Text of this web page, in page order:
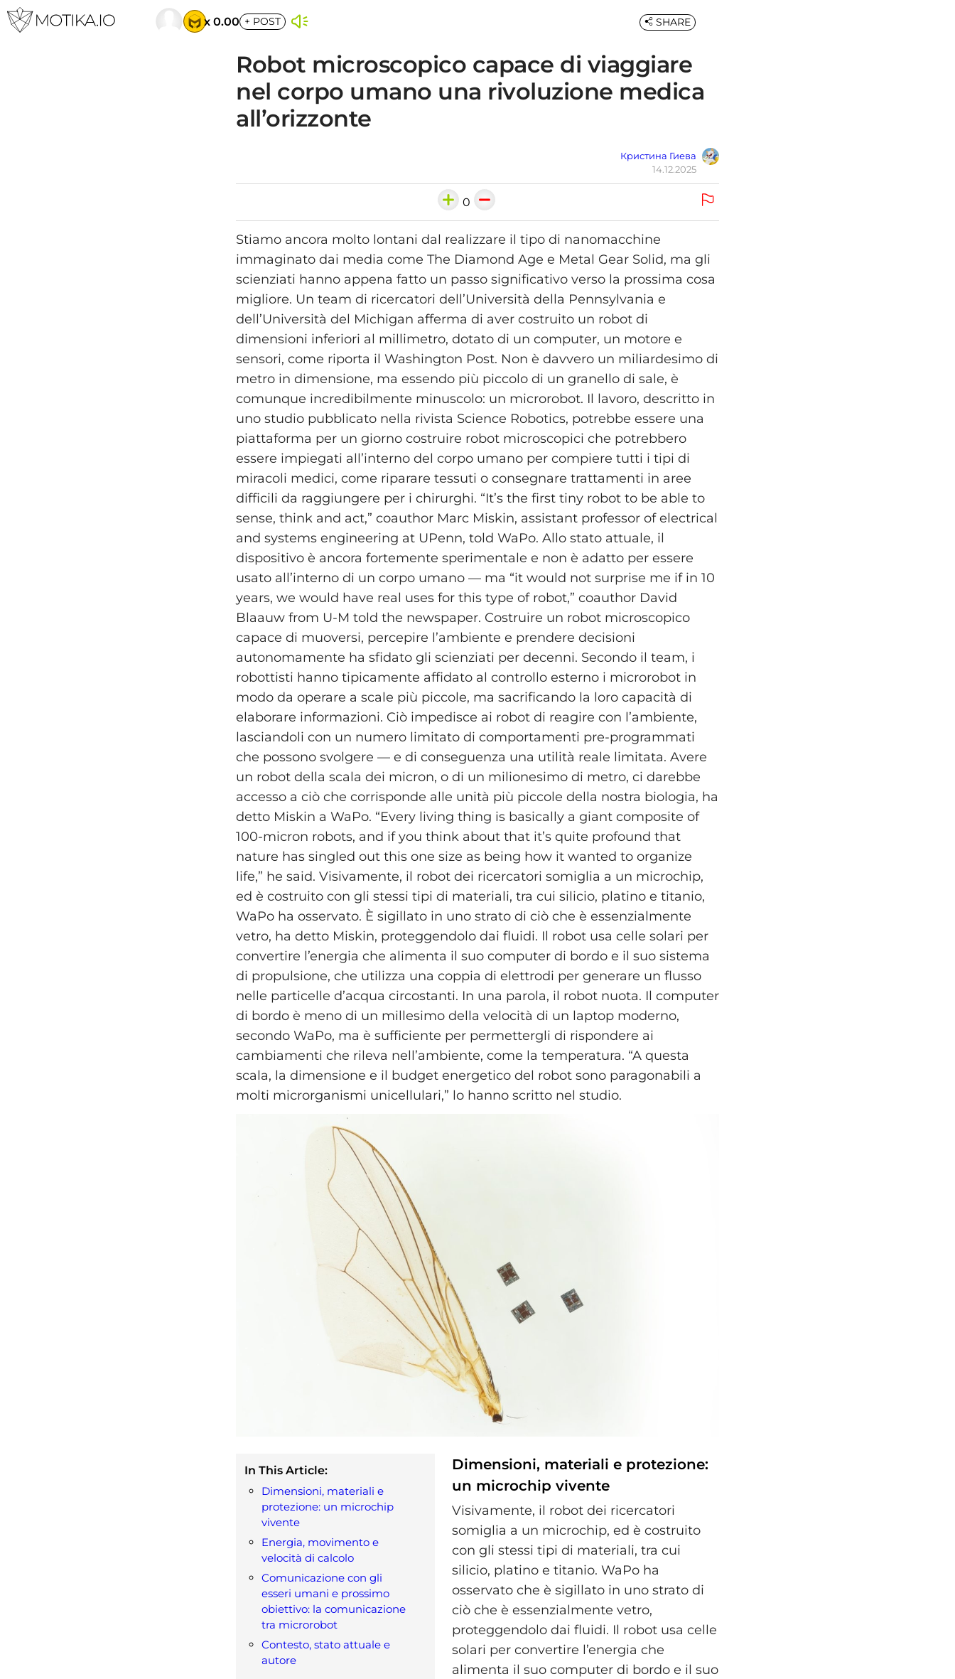
x 0.00 + POST
Robot microscopico capace di viaggiare
nel corpo umano una rivoluzione medica
all’orizzonte
Кристина Гиева
14.12.2025
SHARE
0
Stiamo ancora molto lontani dal realizzare il tipo di nanomacchine
immaginato dai media come The Diamond Age e Metal Gear Solid, ma gli
scienziati hanno appena fatto un passo significativo verso la prossima cosa
migliore. Un team di ricercatori dell’Università della Pennsylvania e
dell’Università del Michigan afferma di aver costruito un robot di
dimensioni inferiori al millimetro, dotato di un computer, un motore e
sensori, come riporta il Washington Post. Non è davvero un miliardesimo di
metro in dimensione, ma essendo più piccolo di un granello di sale, è
comunque incredibilmente minuscolo: un microrobot. Il lavoro, descritto in
uno studio pubblicato nella rivista Science Robotics, potrebbe essere una
piattaforma per un giorno costruire robot microscopici che potrebbero
essere impiegati all’interno del corpo umano per compiere tutti i tipi di
miracoli medici, come riparare tessuti o consegnare trattamenti in aree
difficili da raggiungere per i chirurghi. “It’s the first tiny robot to be able to
sense, think and act,” coauthor Marc Miskin, assistant professor of electrical
and systems engineering at UPenn, told WaPo. Allo stato attuale, il
dispositivo è ancora fortemente sperimentale e non è adatto per essere
usato all’interno di un corpo umano — ma “it would not surprise me if in 10
years, we would have real uses for this type of robot,” coauthor David
Blaauw from U-M told the newspaper. Costruire un robot microscopico
capace di muoversi, percepire l’ambiente e prendere decisioni
autonomamente ha sfidato gli scienziati per decenni. Secondo il team, i
robottisti hanno tipicamente affidato al controllo esterno i microrobot in
modo da operare a scale più piccole, ma sacrificando la loro capacità di
elaborare informazioni. Ciò impedisce ai robot di reagire con l’ambiente,
lasciandoli con un numero limitato di comportamenti pre-programmati
che possono svolgere — e di conseguenza una utilità reale limitata. Avere
un robot della scala dei micron, o di un milionesimo di metro, ci darebbe
accesso a ciò che corrisponde alle unità più piccole della nostra biologia, ha
detto Miskin a WaPo. “Every living thing is basically a giant composite of
100-micron robots, and if you think about that it’s quite profound that
nature has singled out this one size as being how it wanted to organize
life,” he said. Visivamente, il robot dei ricercatori somiglia a un microchip,
ed è costruito con gli stessi tipi di materiali, tra cui silicio, platino e titanio,
WaPo ha osservato. È sigillato in uno strato di ciò che è essenzialmente
vetro, ha detto Miskin, proteggendolo dai fluidi. Il robot usa celle solari per
convertire l’energia che alimenta il suo computer di bordo e il suo sistema
di propulsione, che utilizza una coppia di elettrodi per generare un flusso
nelle particelle d’acqua circostanti. In una parola, il robot nuota. Il computer
di bordo è meno di un millesimo della velocità di un laptop moderno,
secondo WaPo, ma è sufficiente per permettergli di rispondere ai
cambiamenti che rileva nell’ambiente, come la temperatura. “A questa
scala, la dimensione e il budget energetico del robot sono paragonabili a
molti microrganismi unicellulari,” lo hanno scritto nel studio.
In This Article:
Dimensioni, materiali e
protezione: un microchip
vivente
Energia, movimento e
velocità di calcolo
Comunicazione con gli
esseri umani e prossimo
obiettivo: la comunicazione
tra microrobot
Contesto, stato attuale e
autore
Dimensioni, materiali e protezione:
un microchip vivente
Visivamente, il robot dei ricercatori
somiglia a un microchip, ed è costruito
con gli stessi tipi di materiali, tra cui
silicio, platino e titanio. WaPo ha
osservato che è sigillato in uno strato di
ciò che è essenzialmente vetro,
proteggendolo dai fluidi. Il robot usa celle
solari per convertire l’energia che
alimenta il suo computer di bordo e il suo